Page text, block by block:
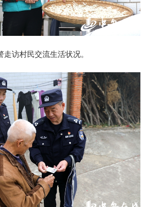
走访村民交流生活状况。